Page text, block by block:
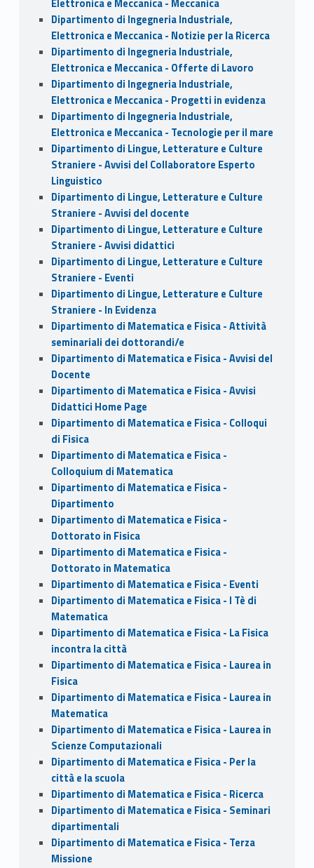
Elettronica e Meccanica - Meccanica
Dipartimento di Ingegneria Industriale,
Elettronica e Meccanica - Notizie per la Ricerca
Dipartimento di Ingegneria Industriale,
Elettronica e Meccanica - Offerte di Lavoro
Dipartimento di Ingegneria Industriale,
Elettronica e Meccanica - Progetti in evidenza
Dipartimento di Ingegneria Industriale,
Elettronica e Meccanica - Tecnologie per il mare
Dipartimento di Lingue, Letterature e Culture
Straniere - Avvisi del Collaboratore Esperto
Linguistico
Dipartimento di Lingue, Letterature e Culture
Straniere - Avvisi del docente
Dipartimento di Lingue, Letterature e Culture
Straniere - Avvisi didattici
Dipartimento di Lingue, Letterature e Culture
Straniere - Eventi
Dipartimento di Lingue, Letterature e Culture
Straniere - In Evidenza
Dipartimento di Matematica e Fisica - Attività
seminariali dei dottorandi/e
Dipartimento di Matematica e Fisica - Avvisi del
Docente
Dipartimento di Matematica e Fisica - Avvisi
Didattici Home Page
Dipartimento di Matematica e Fisica - Colloqui
di Fisica
Dipartimento di Matematica e Fisica -
Colloquium di Matematica
Dipartimento di Matematica e Fisica -
Dipartimento
Dipartimento di Matematica e Fisica -
Dottorato in Fisica
Dipartimento di Matematica e Fisica -
Dottorato in Matematica
Dipartimento di Matematica e Fisica - Eventi
Dipartimento di Matematica e Fisica - I Tè di
Matematica
Dipartimento di Matematica e Fisica - La Fisica
incontra la città
Dipartimento di Matematica e Fisica - Laurea in
Fisica
Dipartimento di Matematica e Fisica - Laurea in
Matematica
Dipartimento di Matematica e Fisica - Laurea in
Scienze Computazionali
Dipartimento di Matematica e Fisica - Per la
città e la scuola
Dipartimento di Matematica e Fisica - Ricerca
Dipartimento di Matematica e Fisica - Seminari
dipartimentali
Dipartimento di Matematica e Fisica - Terza
Missione